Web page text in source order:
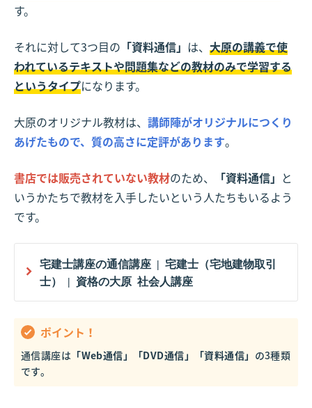
す。
それに対して3つ目の 「資料通信」 は、 大原の講義で使
われているテキストや問題集などの教材のみで学習する
というタイプになります。
大原のオリジナル教材は、 講師陣がオリジナルにつくり
あげたもので、質の高さに定評があります。
書店では販売されていない教材のため、 「資料通信」 と
いうかたちで教材を入手したいという人たちもいるよう
です。
宅建士講座の通信講座 | 宅建士（宅地建物取引
士） | 資格の大原 社会人講座
ポイント！
通信講座は 「Web通信」「DVD通信」「資料通信」 の3種類
です。